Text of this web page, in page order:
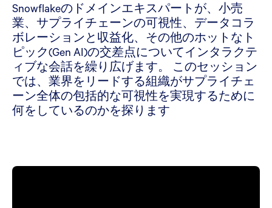
Snowflakeのドメインエキスパートが、小売
業、サプライチェーンの可視性、データコラ
ボレーションと収益化、その他のホットなト
ピック(Gen AI)の交差点についてインタラクテ
ィブな会話を繰り広げます。 このセッション
では、業界をリードする組織がサプライチェ
ーン全体の包括的な可視性を実現するために
何をしているのかを探ります